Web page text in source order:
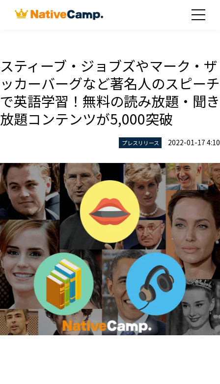
スティーブ・ジョブズやマーク・ザ
ッカーバーグなど著名人のスピーチ
で英語学習！無料の読み放題・聞き
放題コンテンツが5,000突破
プレスリリース 2022-01-17 4:10